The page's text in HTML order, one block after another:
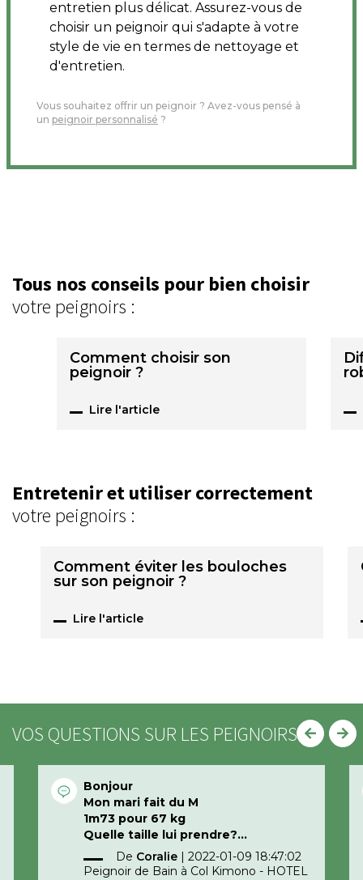
entretien plus délicat. Assurez-vous de
choisir un peignoir qui s'adapte à votre
style de vie en termes de nettoyage et
d'entretien.
Vous souhaitez offrir un peignoir ? Avez-vous pensé à
un peignoir personnalisé ?
Tous nos conseils pour bien choisir
votre peignoirs :
Comment choisir son
peignoir ?
Lire l'article
Entretenir et utiliser correctement
votre peignoirs :
Comment éviter les bouloches
sur son peignoir ?
Lire l'article
VOS QUESTIONS SUR LES PEIGNOIRS
Bonjour
Mon mari fait du M
1m73 pour 67 kg
Quelle taille lui prendre?
Merci d’avance
De Coralie
2022-01-09 18:47:02
Peignoir de Bain à Col Kimono - HOTEL